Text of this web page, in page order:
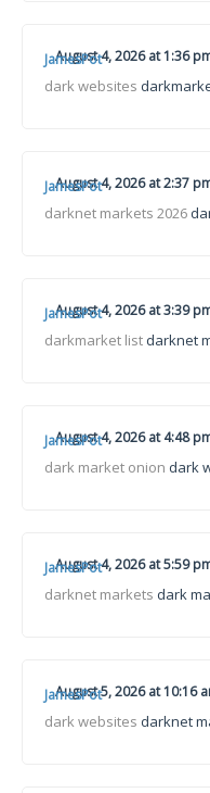
JamesPot
August 4, 2026 at 1:36
dark websites
JamesPot
August 4, 2026 at 2:37
darknet markets 2026
JamesPot
August 4, 2026 at 3:39
darkmarket listdarknet
JamesPot
August 4, 2026 at 4:48
dark market onion dark
JamesPot
August 4, 2026 at 5:59
darknet markets dark
JamesPot
August 5, 2026 at 10:16
dark websites darknet